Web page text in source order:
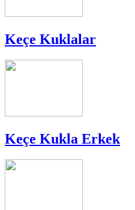
Keçe Kuklalar
Keçe Kukla Erkek